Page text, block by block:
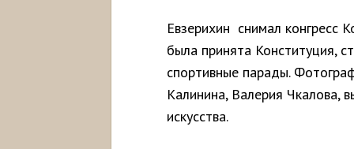
Евзерихин снимал конгресс
была принята Конституция,
спортивные парады.
Калинина, Валерия Чкалова,
искусства.